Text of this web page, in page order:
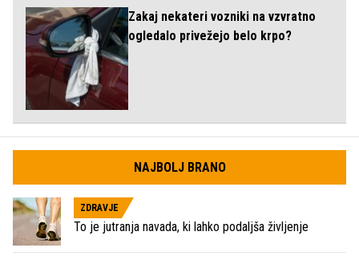
Zakaj nekateri vozniki na vzvratno
ogledalo privežejo belo krpo?
NAJBOLJ BRANO
ZDRAVJE
To je jutranja navada, ki lahko podaljša življenje